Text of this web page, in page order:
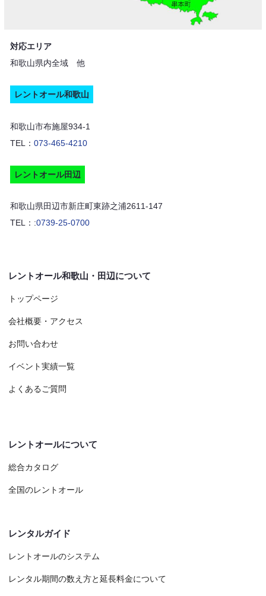
対応エリア
和歌山県内全域 他
レントオール和歌山
和歌山市布施屋934-1
TEL： 073-465-4210
レントオール田辺
和歌山県田辺市新庄町東跡之浦2611-147
TEL：:0739-25-0700
レントオール和歌山・田辺について
トップページ
会社概要・アクセス
お問い合わせ
イベント実績一覧
よくあるご質問
レントオールについて
総合カタログ
全国のレントオール
レンタルガイド
レントオールのシステム
レンタル期間の数え方と延長料金について